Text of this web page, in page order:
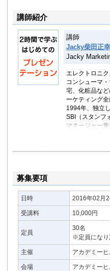
講師紹介
講師
Jacky柴田正
Jacky
エレクトロニ
コンシューマ
宅、化粧品な
ーケティング全
1994年、独立
SBI（スタンフ
マネージャー兼
著書：
募集要項
日時 2016年02月
受講料 10,000円
定員
30名
※定員になり
主催 アカデミー
会場 アカデミー